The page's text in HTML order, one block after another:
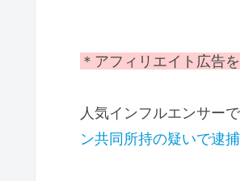
＊アフィリエイト広告
人気インフルエンサー
ン共同所持の疑いで逮捕